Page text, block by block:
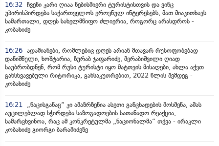
16:32
ჩვენი კარი ღიაა ნებისმიერი ტურისტისთვის და ვინც
უპირისპირდება საქართველოს ეროვნულ ინტერესებს, მათ მიაკითხავს
სამართალი, დღეს სახელმწიფო ძლიერია, როგორც არასდროს -
კობახიძე
16:26 ადამიანები, რომლებიც დღეს არიან მთავარ რუსოფობებად
დანიშნული, ხოშტარია, ზურაბ ჯაფარიძე, მერაბიშვილი ღიად
საუბრობდნენ, რომ რუსი ტურისტი იყო მატთვის მისაღები, ახლა აქვთ
განსხვავებული რიტორიკა, განსაკუთრებით, 2022 წლის შემდეგ -
კობახიძე
16:21
„ნაცისგანაც“ კი ამაზრზენია ასეთი განცხადების მოსმენა, ამას
აუცილებლად სჭირდება საზოგადოების სათანადო რეაქცია,
სამარცხვინოა, რაც ამ კონკრეტულმა „ნაციონალმა“ თქვა - ირაკლი
კობახიძე გიორგი ბარამიძეზე